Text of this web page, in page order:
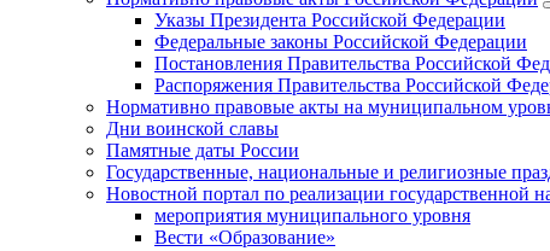
Указы Президента Российской Федерации
Федеральные законы Российской Федерации
Постановления Правительства Российской
Распоряжения Правительства Российской
Нормативно правовые акты на муниципальном
Дни воинской славы
Памятные даты России
Государственные, национальные и религиозные
Новостной портал по реализации государственной
мероприятия муниципального уровня
Вести «Образование»